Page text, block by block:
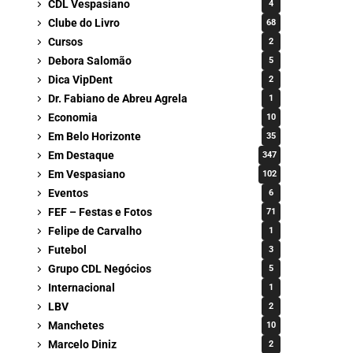
CDL Vespasiano 4
Clube do Livro 68
Cursos 2
Debora Salomão 5
Dica VipDent 2
Dr. Fabiano de Abreu Agrela 1
Economia 10
Em Belo Horizonte 35
Em Destaque 347
Em Vespasiano 102
Eventos 6
FEF – Festas e Fotos 71
Felipe de Carvalho 1
Futebol 3
Grupo CDL Negócios 5
Internacional 1
LBV 2
Manchetes 10
Marcelo Diniz 2